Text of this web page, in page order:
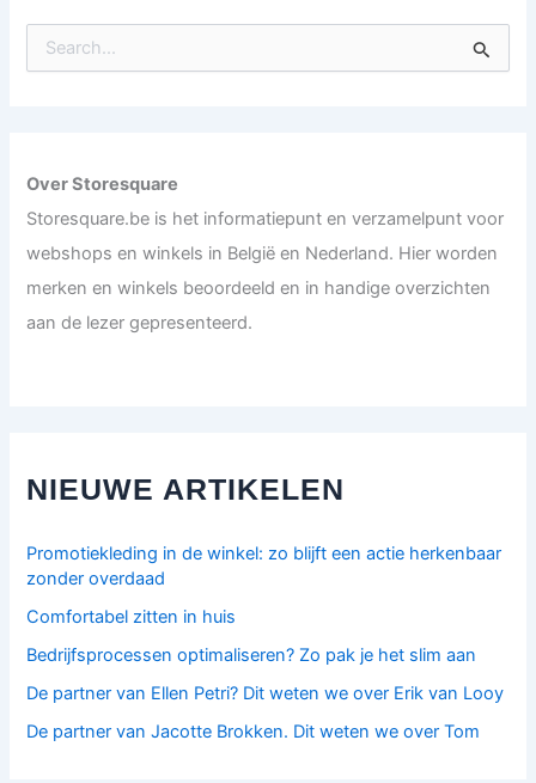
f
r
:
Over Storesquare
Storesquare.be is het informatiepunt en verzamelpunt voor
webshops en winkels in België en Nederland. Hier worden
merken en winkels beoordeeld en in handige overzichten
aan de lezer gepresenteerd.
NIEUWE ARTIKELEN
Promotiekleding in de winkel: zo blijft een actie herkenbaar
zonder overdaad
Comfortabel zitten in huis
Bedrijfsprocessen optimaliseren? Zo pak je het slim aan
De partner van Ellen Petri? Dit weten we over Erik van Looy
De partner van Jacotte Brokken. Dit weten we over Tom